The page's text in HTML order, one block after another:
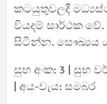
කටයුතුවලදී
වියදම් සාර්ථක
සිටින්න. සෞඛ්‍යය
සුභ අංක: 3 | සුභ
| අය-වැය: සමබර